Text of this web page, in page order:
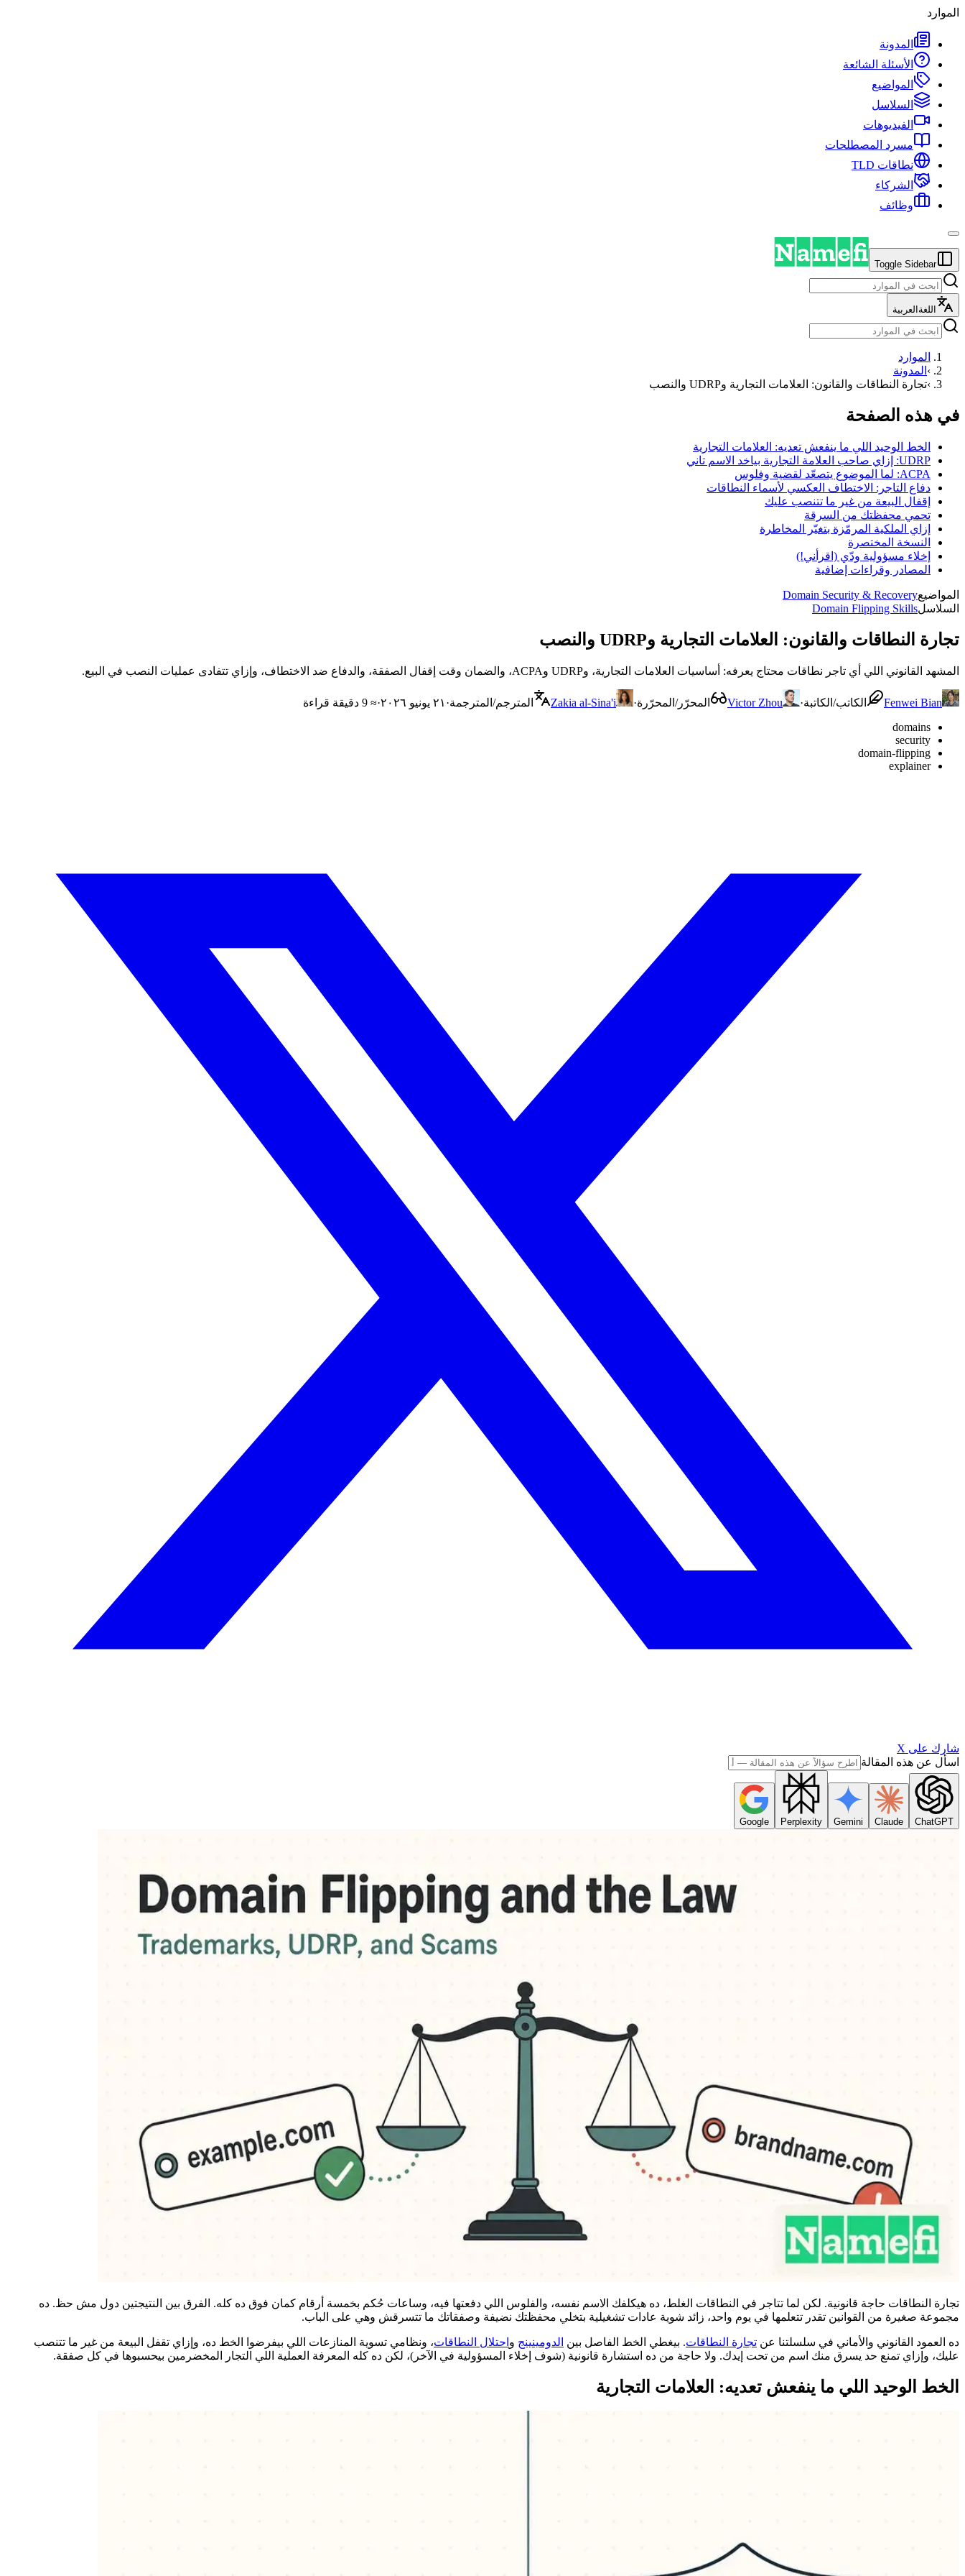
الموارد
المدونة
الأسئلة الشائعة
المواضيع
السلاسل
الفيديوهات
مسرد المصطلحات
نطاقات TLD
الشركاء
وظائف
Toggle Sidebar
اللغة العربية
الموارد
› المدونة
›تجارة النطاقات والقانون: العلامات التجارية وUDRP والنصب
في هذه الصفحة
الخط الوحيد اللي ما ينفعش تعديه: العلامات التجارية
UDRP: إزاي صاحب العلامة التجارية بياخد الاسم تاني
ACPA: لما الموضوع يتصعّد لقضية وفلوس
دفاع التاجر: الاختطاف العكسي لأسماء النطاقات
إقفال البيعة من غير ما تتنصب عليك
تحمي محفظتك من السرقة
إزاي الملكية المرمّزة بتغيّر المخاطرة
النسخة المختصرة
إخلاء مسؤولية ودّي (اقرأني!)
المصادر وقراءات إضافية
المواضيعDomain Security & Recovery
السلاسلDomain Flipping Skills
تجارة النطاقات والقانون: العلامات التجارية وUDRP والنصب
المشهد القانوني اللي أي تاجر نطاقات محتاج يعرفه: أساسيات العلامات التجارية، وUDRP وACPA، والضمان وقت إقفال الصفقة، والدفاع ضد الاختطاف، وإزاي تتفادى عمليات النصب في البيع.
Fenwei Bian الكاتب/الكاتبة·
Victor Zhou المحرّر/المحرّرة·
Zakia al-Sina'i المترجم/المترجمة· ٢١ يونيو ٢٠٢٦ ·≈ 9 دقيقة قراءة
domains
security
domain-flipping
explainer
شارك على X
اسأل عن هذه المقالة
ChatGPT
Claude
Gemini
Perplexity
Google
تجارة النطاقات حاجة قانونية. لكن لما تتاجر في النطاقات الغلط، ده هيكلفك الاسم نفسه، والفلوس اللي دفعتها فيه، وساعات حُكم بخمسة أرقام كمان فوق ده كله. الفرق بين النتيجتين دول مش حظ. ده
مجموعة صغيرة من القوانين تقدر تتعلمها في يوم واحد، زائد شوية عادات تشغيلية بتخلي محفظتك نضيفة وصفقاتك ما تتسرقش وهي على الباب.
ده العمود القانوني والأماني في سلسلتنا عن تجارة النطاقات. بيغطي الخط الفاصل بين الدومينينج و احتلال النطاقات، ونظامي تسوية المنازعات اللي بيفرضوا الخط ده، وإزاي تقفل البيعة من غير ما تتنصب
عليك، وإزاي تمنع حد يسرق منك اسم من تحت إيدك. ولا حاجة من ده استشارة قانونية (شوف إخلاء المسؤولية في الآخر)، لكن ده كله المعرفة العملية اللي التجار المخضرمين بيحسبوها في كل صفقة.
الخط الوحيد اللي ما ينفعش تعديه: العلامات التجارية